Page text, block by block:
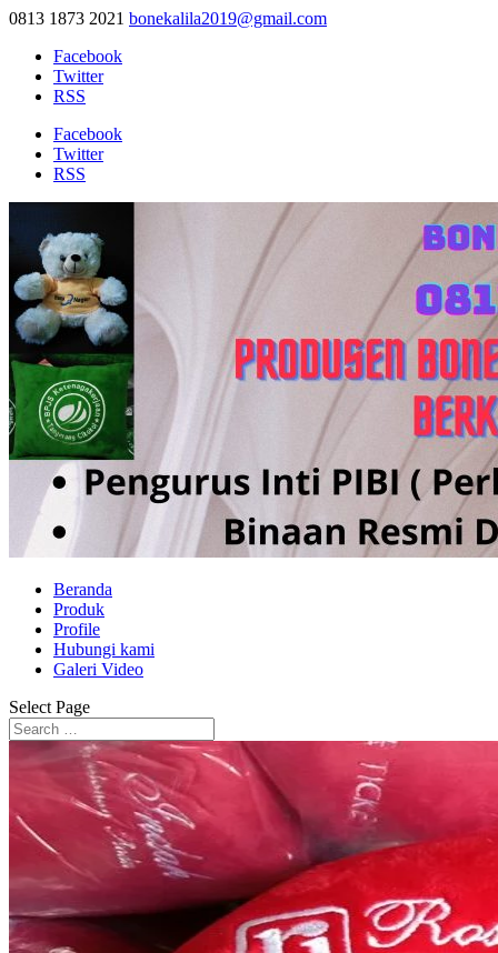
0813 1873 2021 bonekalila2019@gmail.com
Facebook
Twitter
RSS
Facebook
Twitter
RSS
Beranda
Produk
Profile
Hubungi kami
Galeri Video
Select Page